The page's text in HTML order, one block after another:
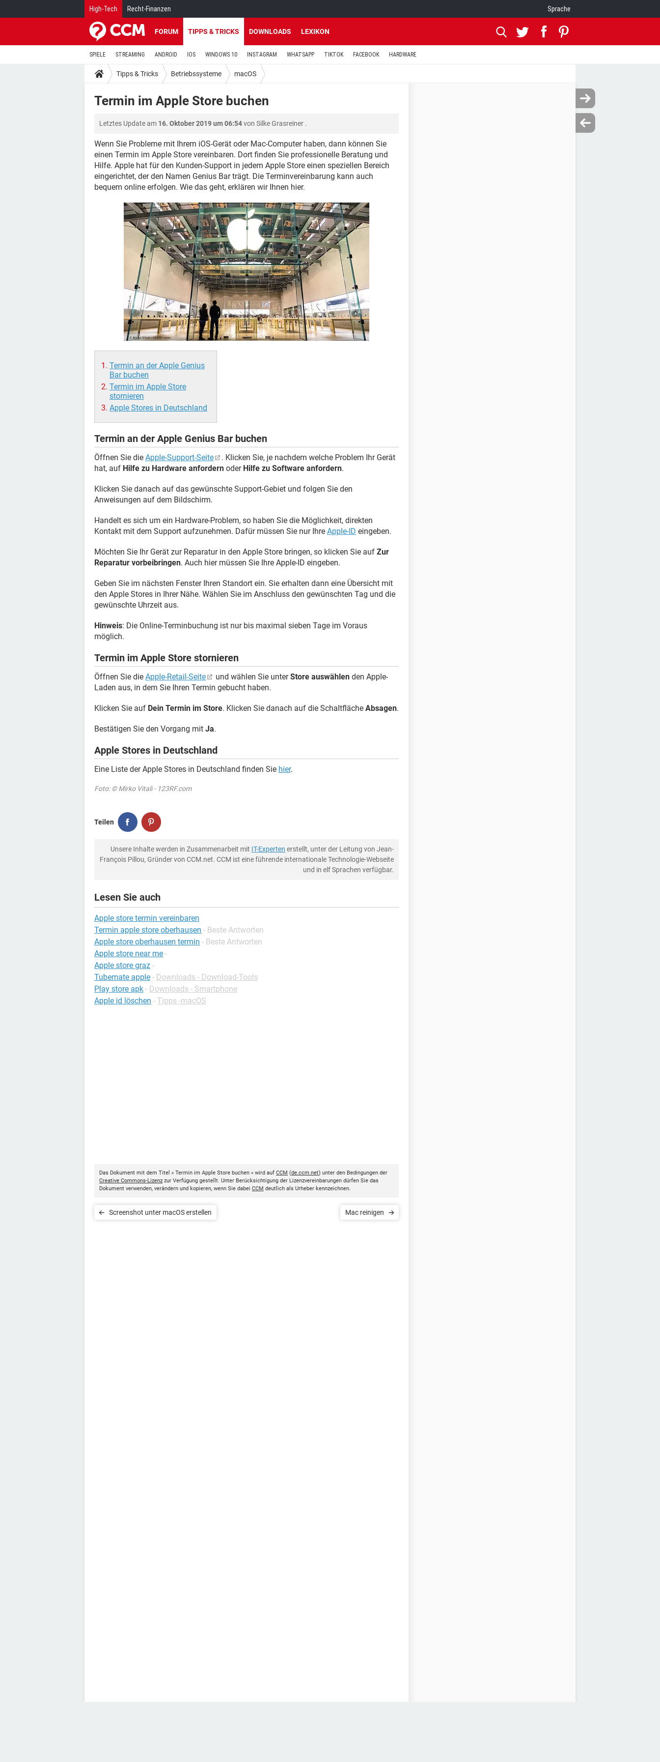
High-Tech Recht-Finanzen Sprache
FORUM TIPPS & TRICKS DOWNLOADS LEXIKON
SPIELE STREAMING ANDROID IOS WINDOWS 10 INSTAGRAM WHATSAPP TIKTOK FACEBOOK HARDWARE
Tipps & Tricks Betriebssysteme macOS
Termin im Apple Store buchen
Letztes Update am 16. Oktober 2019 um 06:54von Silke Grasreiner .
Wenn Sie Probleme mit Ihrem iOS-Gerät oder Mac-Computer haben, dann können Sie
einen Termin im Apple Store vereinbaren. Dort finden Sie professionelle Beratung und
Hilfe. Apple hat für den Kunden-Support in jedem Apple Store einen speziellen Bereich
eingerichtet, der den Namen Genius Bar trägt. Die Terminvereinbarung kann auch
bequem online erfolgen. Wie das geht, erklären wir Ihnen hier.
Termin an der Apple Genius
Bar buchen
Termin im Apple Store
stornieren
Apple Stores in Deutschland
Termin an der Apple Genius Bar buchen
Öffnen Sie die Apple-Support-Seite
. Klicken Sie, je nachdem welche Problem Ihr Gerät
hat, auf Hilfe zu Hardware anfordern oder Hilfe zu Software anfordern.
Klicken Sie danach auf das gewünschte Support-Gebiet und folgen Sie den
Anweisungen auf dem Bildschirm.
Handelt es sich um ein Hardware-Problem, so haben Sie die Möglichkeit, direkten
Kontakt mit dem Support aufzunehmen. Dafür müssen Sie nur Ihre Apple-ID eingeben.
Möchten Sie Ihr Gerät zur Reparatur in den Apple Store bringen, so klicken Sie auf Zur
Reparatur vorbeibringen. Auch hier müssen Sie Ihre Apple-ID eingeben.
Geben Sie im nächsten Fenster Ihren Standort ein. Sie erhalten dann eine Übersicht mit
den Apple Stores in Ihrer Nähe. Wählen Sie im Anschluss den gewünschten Tag und die
gewünschte Uhrzeit aus.
Hinweis: Die Online-Terminbuchung ist nur bis maximal sieben Tage im Voraus
möglich.
Termin im Apple Store stornieren
Öffnen Sie die Apple-Retail-Seite und wählen Sie unterStore auswählen den Apple-
Laden aus, in dem Sie Ihren Termin gebucht haben.
Klicken Sie auf Dein Termin im Store. Klicken Sie danach auf die Schaltfläche Absagen.
Bestätigen Sie den Vorgang mit Ja.
Apple Stores in Deutschland
Eine Liste der Apple Stores in Deutschland finden Sie hier.
Foto: © Mirko Vitali - 123RF.com
Teilen
Unsere Inhalte werden in Zusammenarbeit mit IT-Experten erstellt, unter der Leitung von Jean-
François Pillou, Gründer von CCM.net. CCM ist eine führende internationale Technologie-Webseite
und in elf Sprachen verfügbar.
Lesen Sie auch
Apple store termin vereinbaren
Termin apple store oberhausen - Beste Antworten
Apple store oberhausen termin - Beste Antworten
Apple store near me -
Apple store graz -
Tubemate apple - Downloads - Download-Tools
Play store apk - Downloads - Smartphone
Apple id löschen - Tipps -macOS
Das Dokument mit dem Titel « Termin im Apple Store buchen » wird auf CCM (de.ccm.net) unter den Bedingungen der
Creative Commons-Lizenz zur Verfügung gestellt. Unter Berücksichtigung der Lizenzvereinbarungen dürfen Sie das
Dokument verwenden, verändern und kopieren, wenn Sie dabei CCM deutlich als Urheber kennzeichnen.
Screenshot unter macOS erstellen Mac reinigen